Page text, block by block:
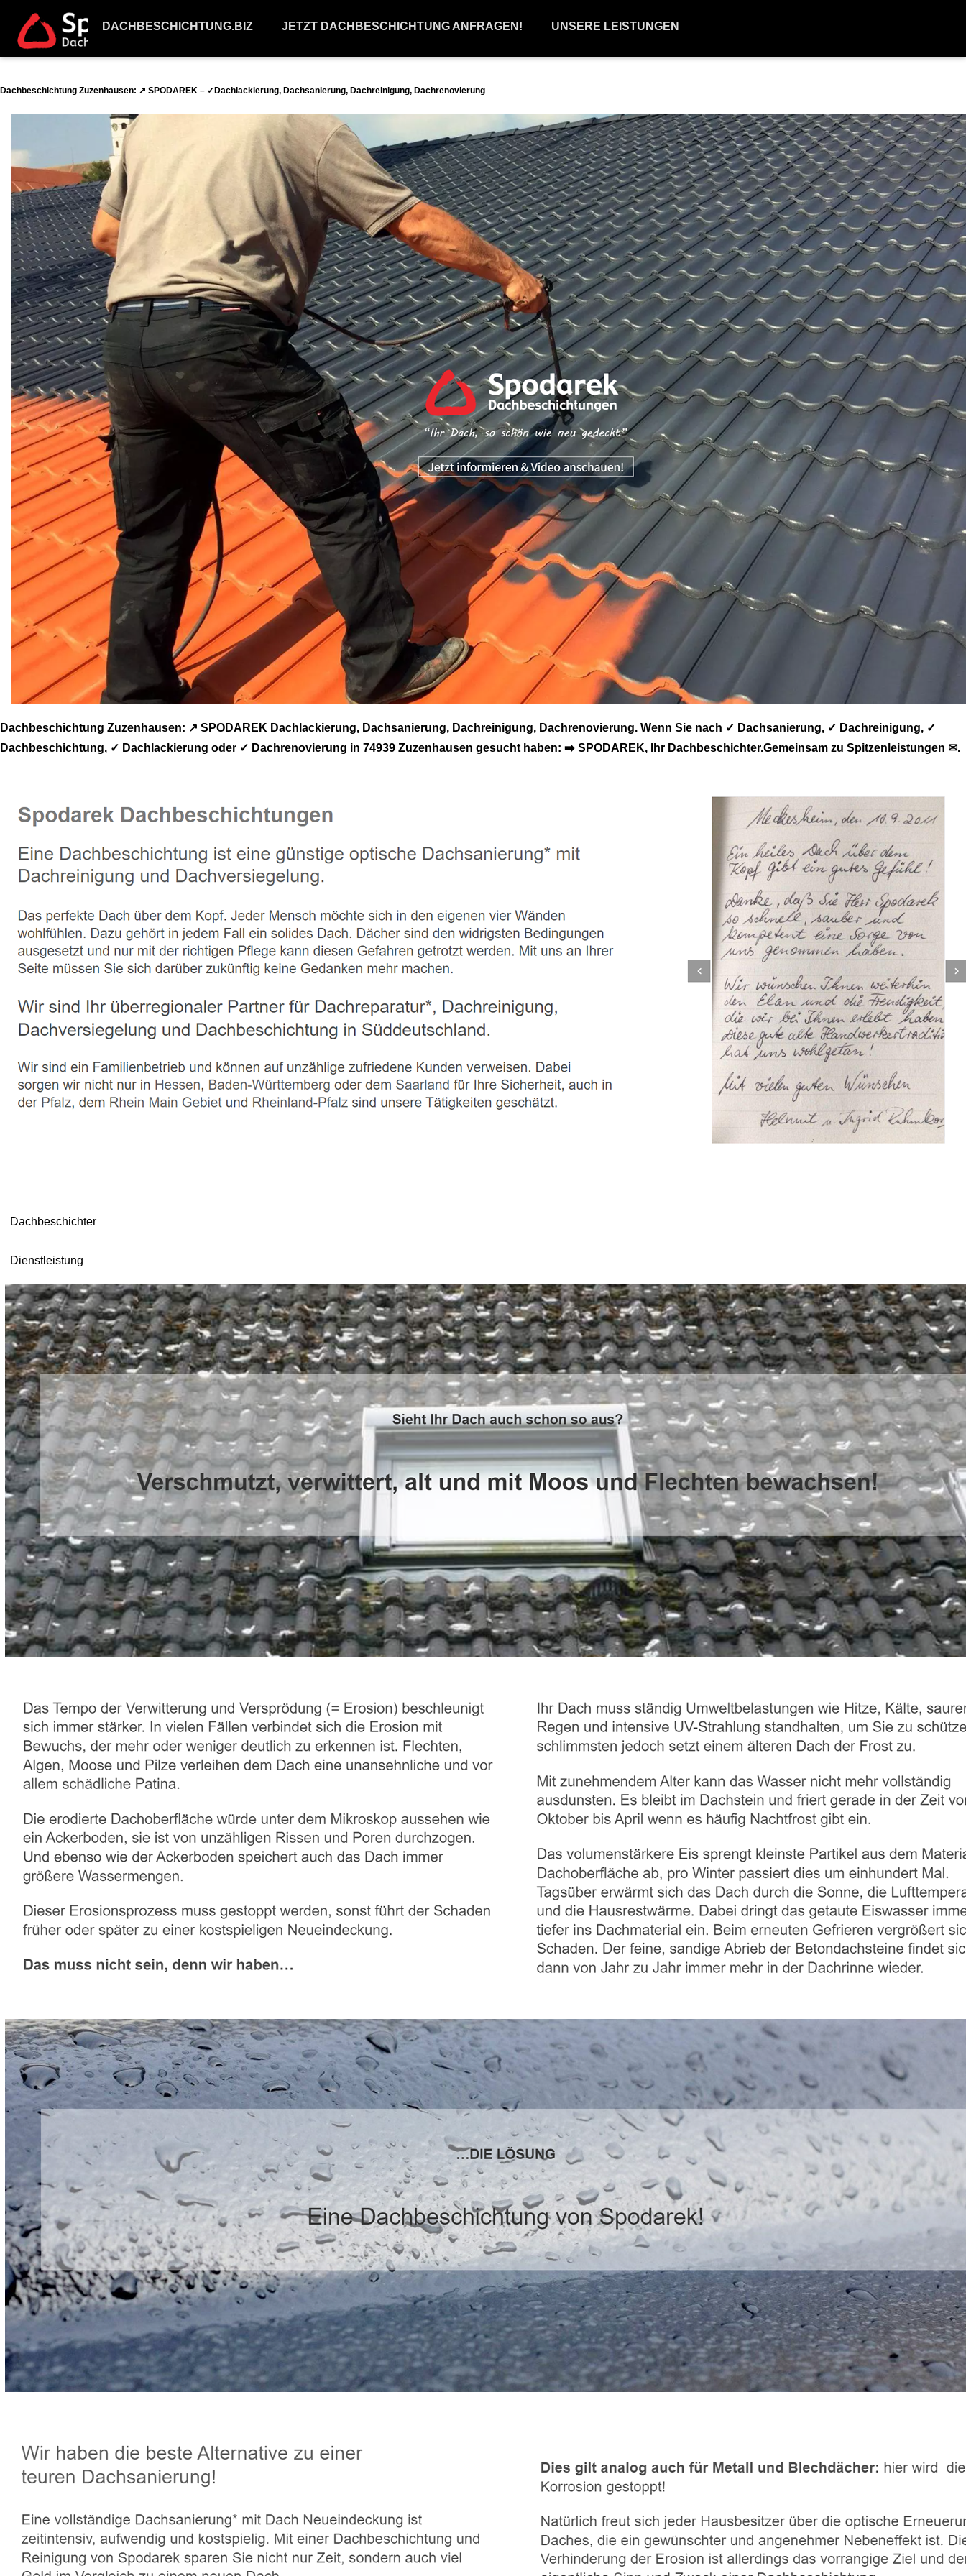
DACHBESCHICHTUNG.BIZ JETZT DACHBESCHICHTUNG ANFRAGEN! UNSERE LEISTUNGEN
Dachbeschichtung Zuzenhausen: ↗️ SPODAREK – ✓Dachlackierung, Dachsanierung, Dachreinigung, Dachrenovierung
Dachbeschichtung Zuzenhausen: ↗️ SPODAREK Dachlackierung, Dachsanierung, Dachreinigung, Dachrenovierung. Wenn Sie nach ✓ Dachsanierung, ✓ Dachreinigung, ✓
Dachbeschichtung, ✓ Dachlackierung oder ✓ Dachrenovierung in 74939 Zuzenhausen gesucht haben: ➡️ SPODAREK, Ihr Dachbeschichter.Gemeinsam zu Spitzenleistungen ✉.
Dachbeschichter
Dienstleistung